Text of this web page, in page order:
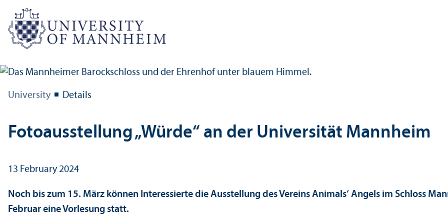
University Details
Fotoausstellung „Würde“ an der Universität Mannheim
13 February 2024
Noch bis zum 15. März können Interessierte die Ausstellung des Vereins Animals‘ Angels im Schloss
Februar eine Vorlesung statt.